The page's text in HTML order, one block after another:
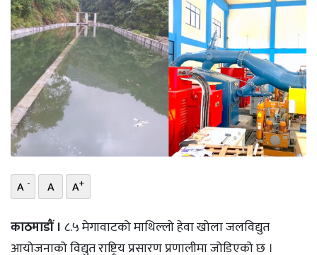
सम्पादकीय
बैंक
पर्यटन
भिडियो
छापा
खोज
ऊर्जा
A - A A+
काठमाडौं । ८.५ मेगावाटको माथिल्लो हेवा खोला जलविद्युत
आयोजनाको विद्युत राष्ट्रिय प्रसारण प्रणालीमा जोडिएको छ ।